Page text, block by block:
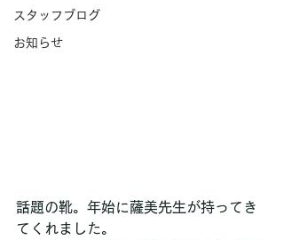
スタッフブログ
お知らせ
話題の靴。年始に薩美先生が持ってき
てくれました。